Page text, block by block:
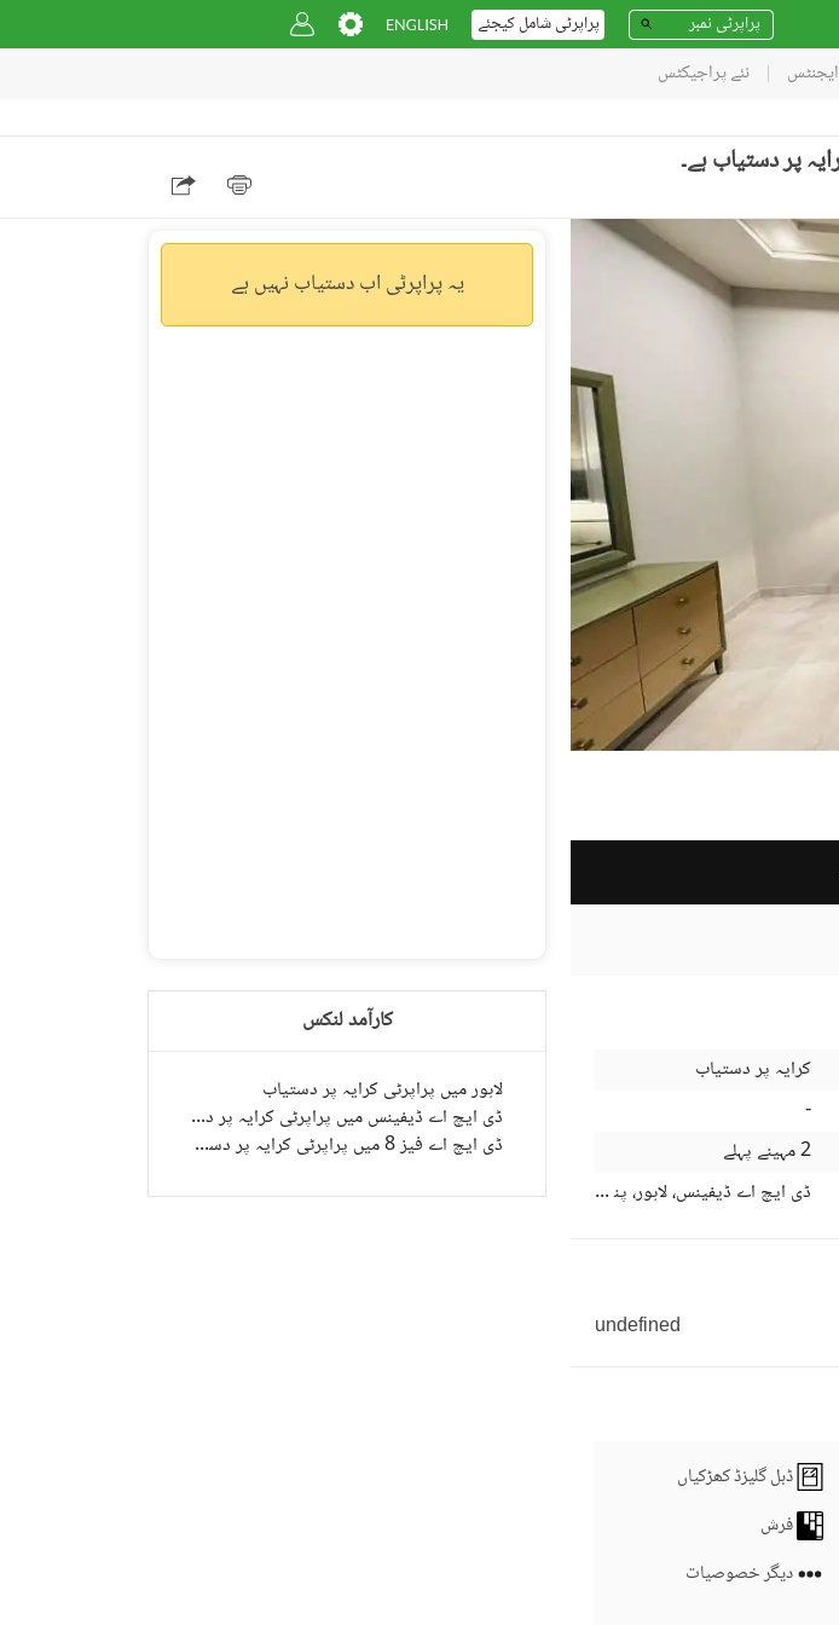
پراپرٹی شامل کیجئے
ایجنٹس نئے پراجیکٹس
کرایہ پر دستیاب
-
2 مہینے پہلے
ڈی ایچ اے ڈیفینس، لاہور، پنجاب
undefined
ڈبل گلیزڈ کھڑکیاں
فرش
دیگر خصوصیات
یہ پراپرٹی اب دستیاب نہیں ہے
کارآمد لنکس
لاہور میں پراپرٹی کرایہ پر دستیاب
ڈی ایچ اے ڈیفینس میں پراپرٹی کرایہ پر دستیاب
ڈی ایچ اے فیز 8 میں پراپرٹی کرایہ پر دستیاب